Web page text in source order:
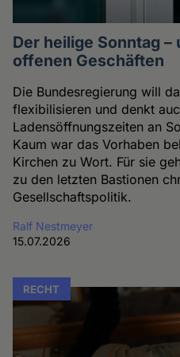
Der heilige Sonntag
offenen Geschäften
Die Bundesregierung will
flexibilisieren und denkt
Ladensöffnungszeiten an
Kaum war das Vorhaben
Kirchen zu Wort. Für sie
zu den letzten Bastionen
Gesellschaftspolitik.
Ralf Nestmeyer
15.07.2026
RECHT